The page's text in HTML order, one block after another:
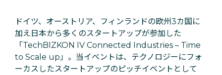
ドイツ、オーストリア、フィンランドの欧州3カ国に
加え日本から多くのスタートアップが参加した
「TechBIZKON IV Connected Industries – Time
to Scale up」。当イベントは、テクノロジーにフォ
ーカスしたスタートアップのピッチイベントとして